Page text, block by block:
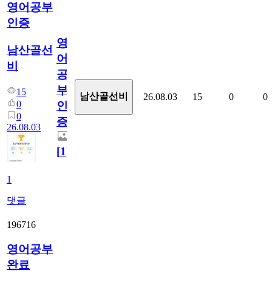
영어공부
인증
남산골선
비
15
0
0
26.08.03
1
댓글
영
어
공
부
인
증
[1]
남산골선비 26.08.03 15 0 0
196716
영어공부
완료